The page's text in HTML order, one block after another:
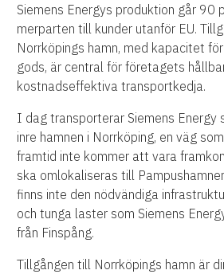
Siemens Energys produktion går 90
merparten till kunder utanför EU.
Norrköpings hamn, med kapacitet
gods, är central för företagets
kostnadseffektiva transportkedja.
I dag transporterar Siemens Energy
inre hamnen i Norrköping, en väg
framtid inte kommer att vara
ska omlokaliseras till
finns inte den nödvändiga
och tunga laster som Siemens
från Finspång.
Tillgången till Norrköpings hamn är